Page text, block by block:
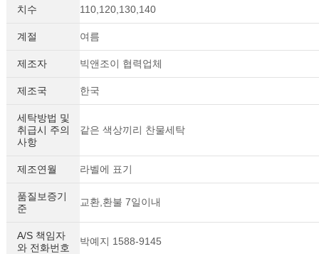
치수 110,120,130,140
계절 여름
제조자 빅앤조이 협력업체
제조국 한국
세탁방법 및
취급시 주의
사항
같은 색상끼리 찬물세탁
제조연월 라벨에 표기
품질보증기
준
교환,환불 7일이내
A/S 책임자
와 전화번호
박예지 1588-9145